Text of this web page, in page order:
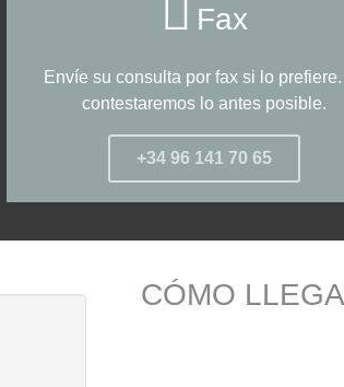
Fax
Envíe su consulta por fax si lo
contestaremos lo antes posible.
+34 96 141 70 65
CÓMO